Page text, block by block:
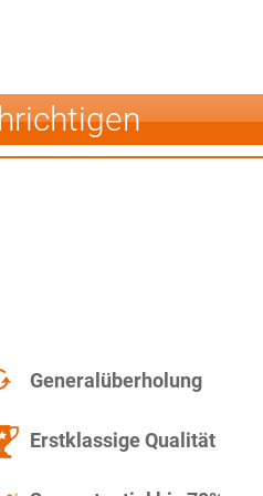
Generalüberholung
Erstklassige Qualität